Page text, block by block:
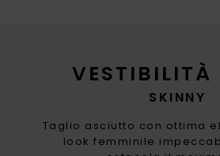
VESTIBILITÀ
SKINNY
Taglio asciutto con ottima
look femminile